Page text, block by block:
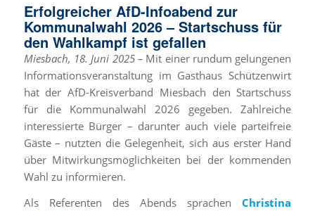
Erfolgreicher AfD-Infoabend zur
Kommunalwahl 2026 – Startschuss für
den Wahlkampf ist gefallen
Miesbach, 18. Juni 2025 – Mit einer rundum gelungenen
Informationsveranstaltung im Gasthaus Schützenwirt
hat der AfD-Kreisverband Miesbach den Startschuss
für die Kommunalwahl 2026 gegeben. Zahlreiche
interessierte Bürger – darunter auch viele parteifreie
Gäste – nutzten die Gelegenheit, sich aus erster Hand
über Mitwirkungsmöglichkeiten bei der kommenden
Wahl zu informieren.
Als Referenten des Abends sprachenChristina